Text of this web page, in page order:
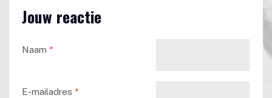
Jouw reactie
Naam *
E-mailadres *